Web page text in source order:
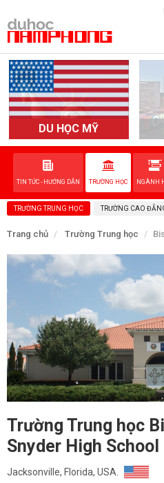
DU HỌC MỸ
TIN TỨC - HƯỚNG DẪN TRƯỜNG HỌC NGÀNH
TRƯỜNG TRUNG HỌC TRƯỜNG CAO
Trang chủ Trường Trung học
Trường Trung học
Snyder High School
Jacksonville, Florida, USA.
TRANG CHỦ
QUỐC GIA
EVENTS
DỊCH VỤ
VỀ NAM PHONG